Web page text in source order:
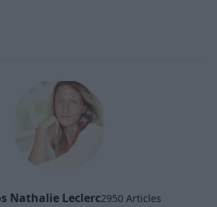
Nathalie Leclerc2950 Articles